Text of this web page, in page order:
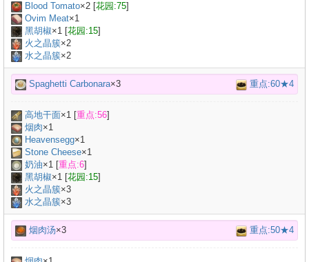
Blood Tomato×2 [花园:75]
Ovim Meat×1
黑胡椒×1 [花园:15]
火之晶簇×2
水之晶簇×2
Spaghetti Carbonara×3 重点:60★4
高地干面×1 [重点:56]
烟肉×1
Heavensegg×1
Stone Cheese×1
奶油×1 [重点:6]
黑胡椒×1 [花园:15]
火之晶簇×3
水之晶簇×3
烟肉汤×3 重点:50★4